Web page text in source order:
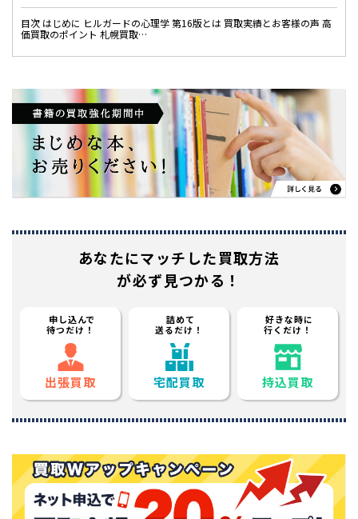
目次 はじめに ヒルガードの心理学 第16版とは 買取実績とお客様の声 高
価買取のポイント 札幌買取…
あなたにマッチした買取方法
が必ず見つかる！
申し込んで
待つだけ！
出張買取
詰めて
送るだけ！
宅配買取
好きな時に
行くだけ！
持込買取